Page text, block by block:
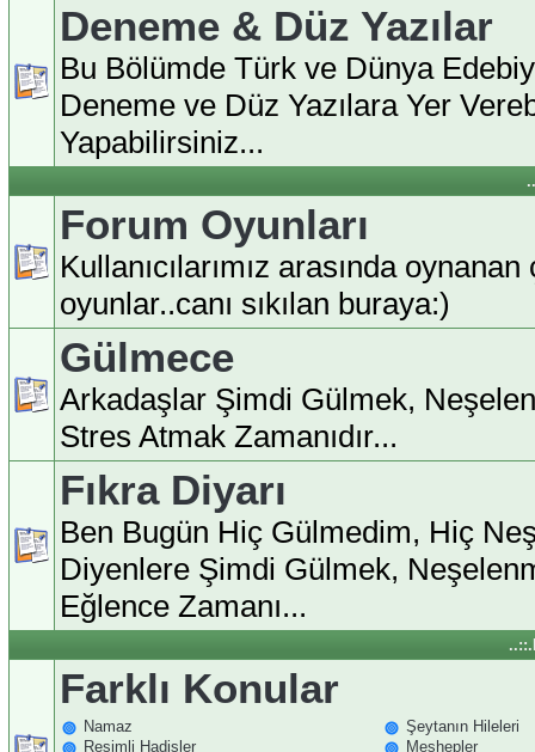
Deneme & Düz Yazılar
Bu Bölümde Türk ve Dünya
Deneme ve Düz Yazılara Yer
Yapabilirsiniz...
Forum Oyunları
Kullanıcılarımız arasında
oyunlar..canı sıkılan buraya:)
Gülmece
Arkadaşlar Şimdi Gülmek,
Stres Atmak Zamanıdır...
Fıkra Diyarı
Ben Bugün Hiç Gülmedim, Hiç
Diyenlere Şimdi Gülmek,
Eğlence Zamanı...
Farklı Konular
Namaz
Şeytanın Hileleri
Resimli Hadisler
Meshepler